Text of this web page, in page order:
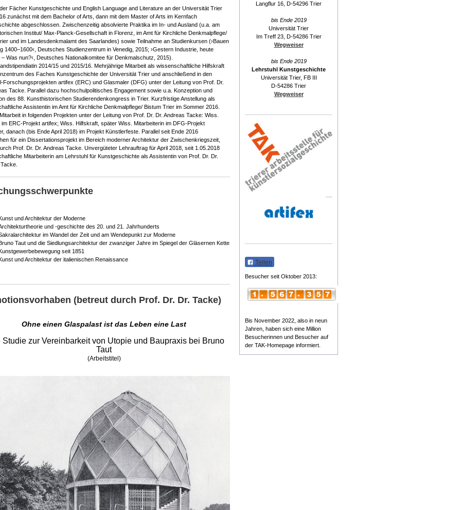
Fächer Kunstgeschichte und English Language and Literature an der Universität Trier
zunächst mit dem Bachelor of Arts, dann mit dem Master of Arts im Kernfach
abgeschlossen. Zwischenzeitig absolvierte Praktika im In- und Ausland (u.a. am
Institut/ Max-Planck-Gesellschaft in Florenz, im Amt für Kirchliche Denkmalpflege/
und im Landesdenkmalamt des Saarlandes) sowie Teilnahme an Studienkursen (›Bauen
1400–1600‹, Deutsches Studienzentrum in Venedig, 2015; ›Gestern Industrie, heute
Was nun?‹, Deutsches Nationalkomitee für Denkmalschutz, 2015).
2014/15 und 2015/16. Mehrjährige Mitarbeit als wissenschaftliche Hilfskraft
des Faches Kunstgeschichte der Universität Trier und anschließend in den
Forschungsprojekten artifex (ERC) und Glasmaler (DFG) unter der Leitung von Prof. Dr.
Tacke. Parallel dazu hochschulpolitisches Engagement sowie u.a. Konzeption und
des 88. Kunsthistorischen Studierendenkongress in Trier. Kurzfristige Anstellung als
Assistentin im Amt für Kirchliche Denkmalpflege/ Bistum Trier im Sommer 2016.
in folgenden Projekten unter der Leitung von Prof. Dr. Dr. Andreas Tacke: Wiss.
im ERC-Projekt artifex; Wiss. Hilfskraft, später Wiss. Mitarbeiterin im DFG-Projekt
danach (bis Ende April 2018) im Projekt Künstlerfeste. Parallel seit Ende 2016
für ein Dissertationsprojekt im Bereich moderner Architektur der Zwischenkriegszeit,
Prof. Dr. Dr. Andreas Tacke. Unvergüteter Lehrauftrag für April 2018, seit 1.05.2018
Mitarbeiterin am Lehrstuhl für Kunstgeschichte als Assistentin von Prof. Dr. Dr.
und Architektur der Moderne
und -geschichte des 20. und 21. Jahrhunderts
im Wandel der Zeit und am Wendepunkt zur Moderne
Taut und die Siedlungsarchitektur der zwanziger Jahre im Spiegel der Gläsernen Kette
seit 1851
und Architektur der italienischen Renaissance
(betreut durch Prof. Dr. Dr. Tacke)
Ohne einen Glaspalast ist das Leben eine Last
Studie zur Vereinbarkeit von Utopie und Baupraxis bei Bruno
Taut
(Arbeitstitel)
Langflur 16, D-54296 Trier
bis Ende 2019
Universität Trier
Im Treff 23, D-54286 Trier
Wegweiser
bis Ende 2019
Lehrstuhl Kunstgeschichte
Universität Trier, FB III
D-54286 Trier
Wegweiser
Teilen
Besucher seit Oktober 2013:
Bis November 2022, also in neun
Jahren, haben sich eine Million
Besucherinnen und Besucher auf
der TAK-Homepage informiert.